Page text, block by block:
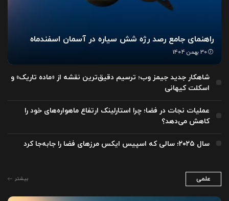
راهنمای جامع رصد رژه شش سیاره در آسمان اسفندماه
30 بهمن 1404
شاهکار جدید جیمز وب؛ ترسیم دقیق‌ترین نقشه از «ماده تاریک» و
اسکلت کیهانی
عملیات نجات در فضا؛ چرا استارلینک ارتفاع ماهواره‌های خود را
کاهش می‌دهد؟
سال ۲۰۲۵؛ سالی که اسپیس ایکس مرزهای فضا را جابه‌جا کرد
علمی بیشتر